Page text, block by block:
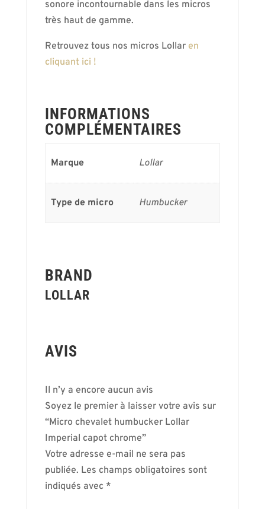
sonore incontournable dans les micros
très haut de gamme.
Retrouvez tous nos micros Lollar en
cliquant ici !
INFORMATIONS
COMPLÉMENTAIRES
Marque Lollar
Type de micro Humbucker
BRAND
LOLLAR
AVIS
Il n’y a encore aucun avis
Soyez le premier à laisser votre avis sur
“Micro chevalet humbucker Lollar
Imperial capot chrome”
Votre adresse e-mail ne sera pas
publiée. Les champs obligatoires sont
indiqués avec *